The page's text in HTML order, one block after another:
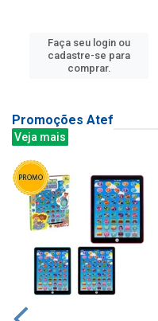
Faça seu login ou
cadastre-se para
comprar.
Promoções Atef
Veja mais